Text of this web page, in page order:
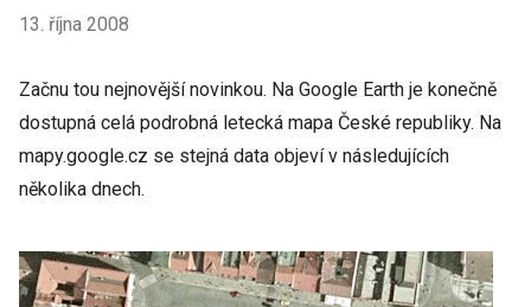
13. října 2008
Začnu tou nejnovější novinkou. Na Google Earth je konečně
dostupná celá podrobná letecká mapa České republiky. Na
mapy.google.cz se stejná data objeví v následujících
několika dnech.